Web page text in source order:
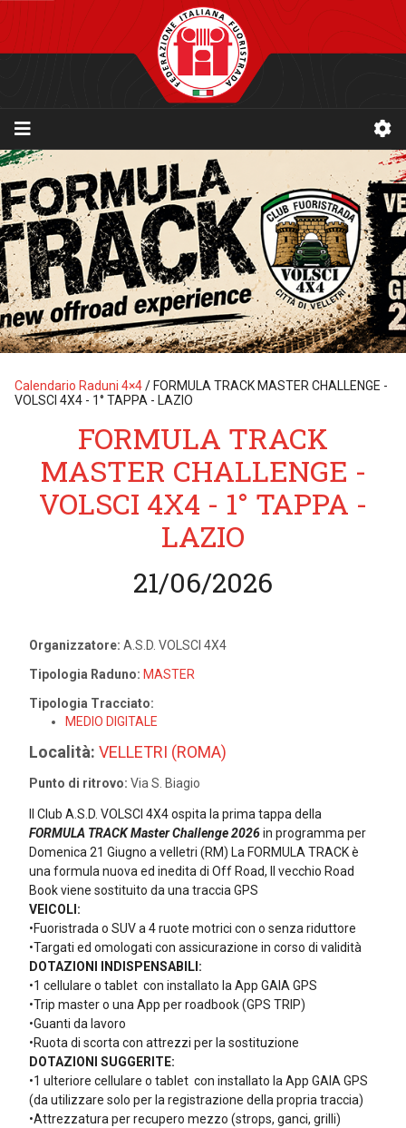
Calendario Raduni 4×4/FORMULA TRACK MASTER CHALLENGE -
VOLSCI 4X4 - 1° TAPPA - LAZIO
FORMULA TRACK
MASTER CHALLENGE -
VOLSCI 4X4 - 1° TAPPA -
LAZIO
21/06/2026
Organizzatore: A.S.D. VOLSCI 4X4
Tipologia Raduno: MASTER
Tipologia Tracciato:
MEDIO DIGITALE
Località: VELLETRI (ROMA)
Punto di ritrovo: Via S. Biagio
Il Club A.S.D. VOLSCI 4X4 ospita la prima tappa della
FORMULA TRACK Master Challenge 2026in programma per
Domenica 21 Giugno a velletri (RM) La FORMULA TRACK è
una formula nuova ed inedita di Off Road, Il vecchio Road
Book viene sostituito da una traccia GPS
VEICOLI:
•Fuoristrada o SUV a 4 ruote motrici con o senza riduttore
•Targati ed omologati con assicurazione in corso di validità
DOTAZIONI INDISPENSABILI:
•1 cellulare o tablet con installato la App GAIA GPS
•Trip master o una App per roadbook (GPS TRIP)
•Guanti da lavoro
•Ruota di scorta con attrezzi per la sostituzione
DOTAZIONI SUGGERITE:
•1 ulteriore cellulare o tablet con installato la App GAIA GPS
(da utilizzare solo per la registrazione della propria traccia)
•Attrezzatura per recupero mezzo (strops, ganci, grilli)